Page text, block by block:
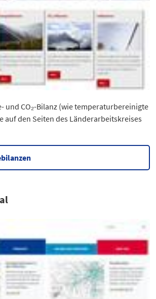
und CO₂-Bilanz (wie temperaturbereinigte
auf den Seiten des Länderarbeitskreises